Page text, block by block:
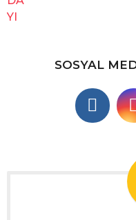
SOSYAL